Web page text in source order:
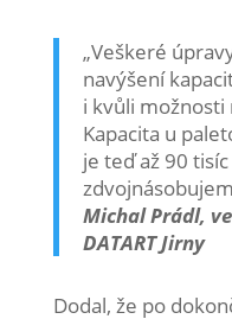
„Veškeré
navýšení
i kvůli
Kapacita u
je teď až 90
Michal Prádl,
DATART Jirny
Dodal, že po